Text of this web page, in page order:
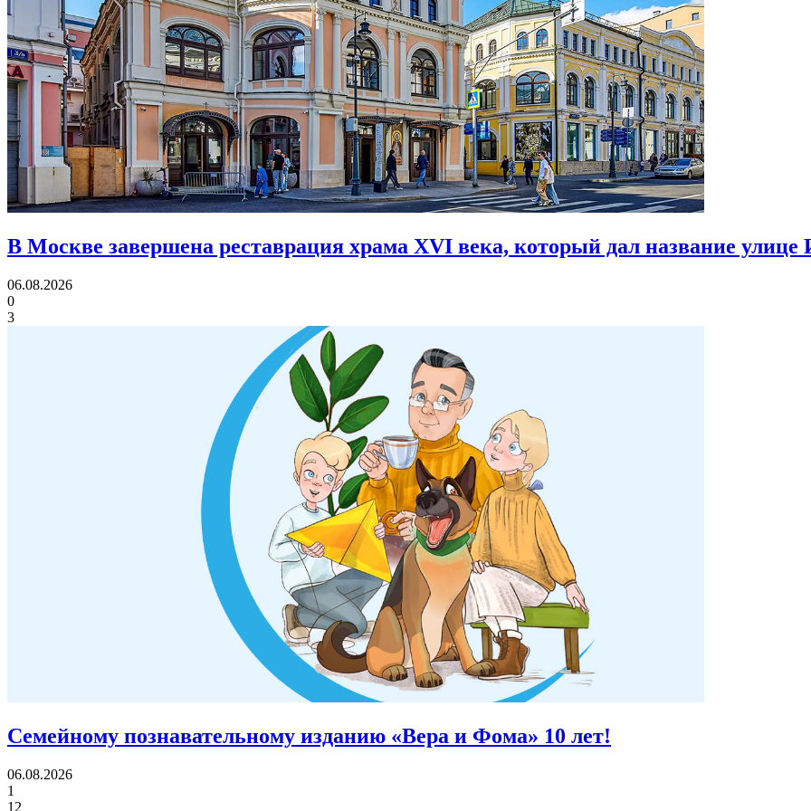
В Москве завершена реставрация храма XVI века, который дал название улице
06.08.2026
0
3
Семейному познавательному изданию «Вера и Фома» 10 лет!
06.08.2026
1
12